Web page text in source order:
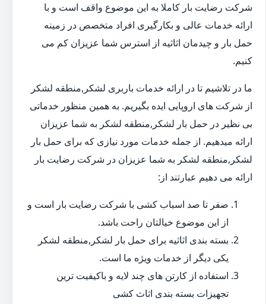
شرکت رضایت بار کاملا به این موضوع واقف است و با
ارائه خدمات عالی و بکارگیری افراد متخصص در زمینه
حمل بار و چیدمان اثاثیه از استرس شما عزیزان کم می
کنیم.
ما در تلاشیم تا در ارائه خدمات باربری لشکر,منطقه لشکر
از شرکت های اروپایی ایده بگیریم. به همین منظور خدماتی
بی نظیر در حمل بار لشکر,منطقه لشکر به شما عزیزان
ارائه میدهیم. از جمله خدمات مورد نیازی که برای حمل بار
لشکر,منطقه لشکر به شما عزیزان در شرکت رضایت بار
ارائه می دهیم عبارتند از:
صفر تا صد اسباب کشی با شرکت رضایت بار است و
از این موضوع خیالتان راحت باشد.
بسته بندی اثاثیه برای حمل بار لشکر,منطقه لشکر
یکی دیگر از خدمات ویژه ما است.
استفاده از کارتن های چند لایه و باکیفیت ترین
تجهیزات بسته بندی اثاث کشی